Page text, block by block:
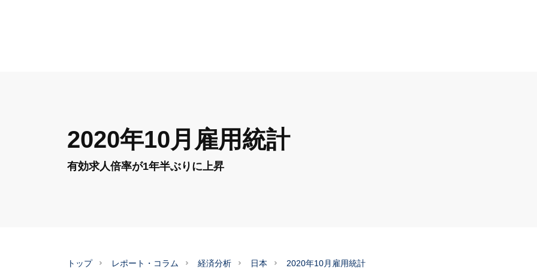
2020年10月雇用統計
有効求人倍率が1年半ぶりに上昇
トップ レポート・コラム 経済分析 日本 2020年10月雇用統計